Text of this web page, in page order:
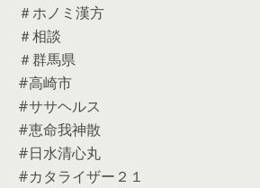
＃ホノミ漢方
＃相談
＃群馬県
#高崎市
#ササヘルス
#恵命我神散
#日水清心丸
#カタライザー２１